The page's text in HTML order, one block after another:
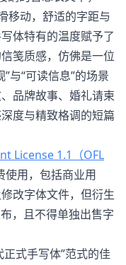
移动，舒适的字距与
体特有的温度赋予了
笺质感，仿佛是一位
与“可读信息”的场景
品牌故事、婚礼请柬
度与精致格调的短篇
License 1.1（OFL
使用，包括商业用
改字体文件，但衍生
，且不得单独出售字
式手写体”范式的佳